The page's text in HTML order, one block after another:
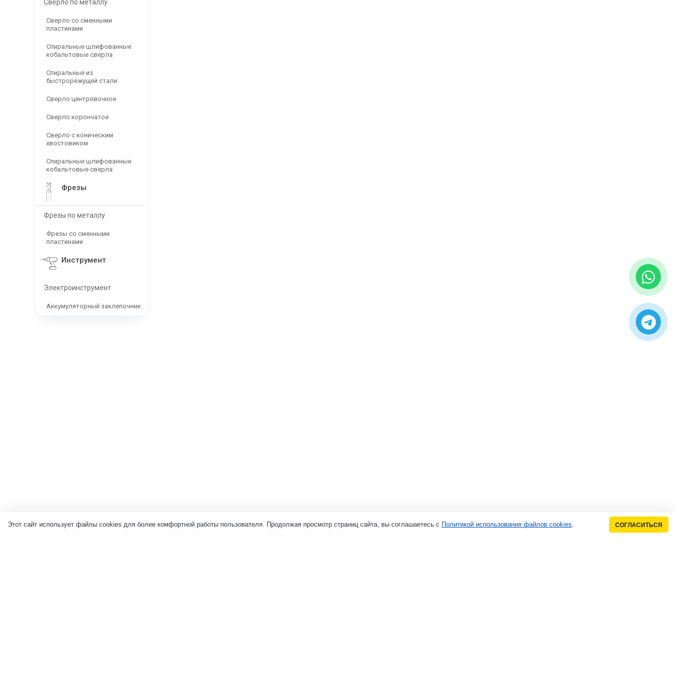
Сверло по металлу
Сверло со сменными
пластинами
Спиральные шлифованные
кобальтовые сверла
Спиральные из
быстрорежущей стали
Сверло центровочное
Сверло корончатое
Сверло с коническим
хвостовиком
Спиральные шлифованные
кобальтовые сверла
Фрезы
Фрезы по металлу
Фрезы со сменными
пластинами
Инструмент
Электроинструмент
Аккумуляторный заклепочник
Этот сайт использует файлы cookies для более комфортной работы пользователя. Продолжая просмотр страниц сайта, вы соглашаетесь с Политикой использования файлов cookies. СОГЛАСИТЬСЯ